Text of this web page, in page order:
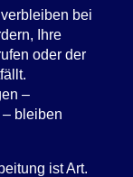
bei
Ihre
oder der
–
bleiben
ist Art.